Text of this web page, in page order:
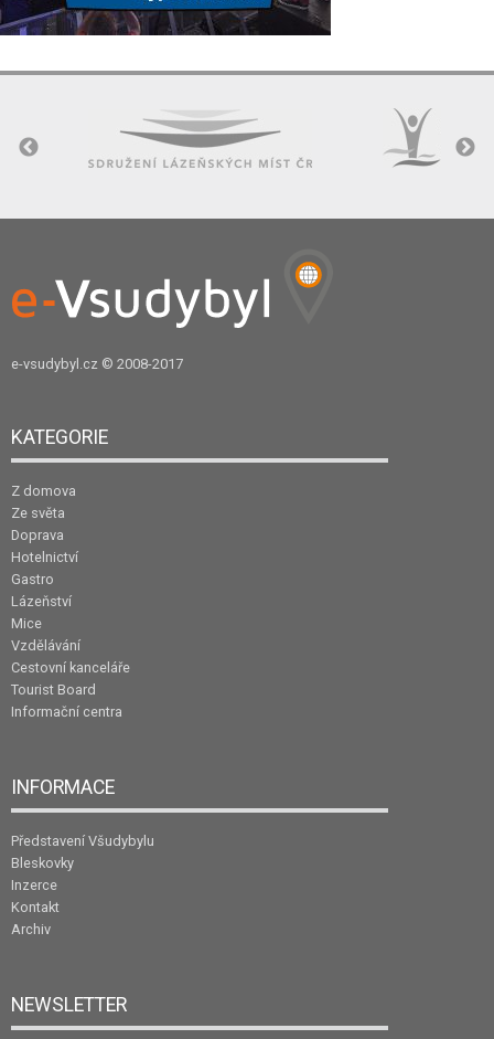
e-vsudybyl.cz © 2008-2017
KATEGORIE
Z domova
Ze světa
Doprava
Hotelnictví
Gastro
Lázeňství
Mice
Vzdělávání
Cestovní kanceláře
Tourist Board
Informační centra
INFORMACE
Představení Všudybylu
Bleskovky
Inzerce
Kontakt
Archiv
NEWSLETTER